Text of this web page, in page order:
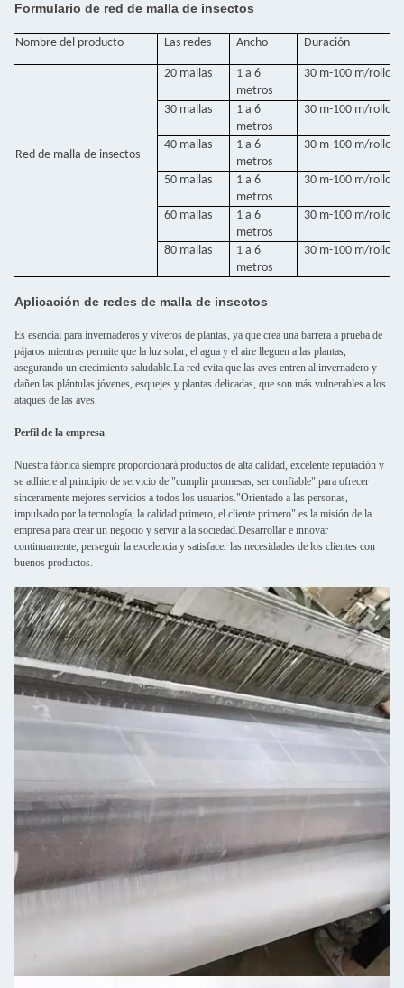
Formulario de red de malla de insectos
Nombre del producto Las redes Ancho Duración
Red de malla de insectos
20 mallas
1 a 6
metros
30 m-100 m/rollo
30 mallas
1 a 6
metros
30 m-100 m/rollo
40 mallas
1 a 6
metros
30 m-100 m/rollo
50 mallas
1 a 6
metros
30 m-100 m/rollo
60 mallas
1 a 6
metros
30 m-100 m/rollo
80 mallas
1 a 6
metros
30 m-100 m/rollo
Aplicación de redes de malla de insectos
Es esencial para invernaderos y viveros de plantas, ya que crea una barrera a prueba de
pájaros mientras permite que la luz solar, el agua y el aire lleguen a las plantas,
asegurando un crecimiento saludable.La red evita que las aves entren al invernadero y
dañen las plántulas jóvenes, esquejes y plantas delicadas, que son más vulnerables a los
ataques de las aves.
Perfil de la empresa
Nuestra fábrica siempre proporcionará productos de alta calidad, excelente reputación y
se adhiere al principio de servicio de "cumplir promesas, ser confiable" para ofrecer
sinceramente mejores servicios a todos los usuarios."Orientado a las personas,
impulsado por la tecnología, la calidad primero, el cliente primero" es la misión de la
empresa para crear un negocio y servir a la sociedad.Desarrollar e innovar
continuamente, perseguir la excelencia y satisfacer las necesidades de los clientes con
buenos productos.